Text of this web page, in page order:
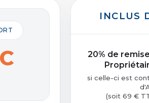
INCLUS
20% de
si celle-ci est
(soit 69 €